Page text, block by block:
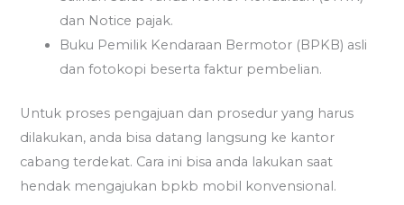
dan Notice pajak.
Buku Pemilik Kendaraan Bermotor (BPKB) asli
dan fotokopi beserta faktur pembelian.
Untuk proses pengajuan dan prosedur yang harus
dilakukan, anda bisa datang langsung ke kantor
cabang terdekat. Cara ini bisa anda lakukan saat
hendak mengajukan bpkb mobil konvensional.